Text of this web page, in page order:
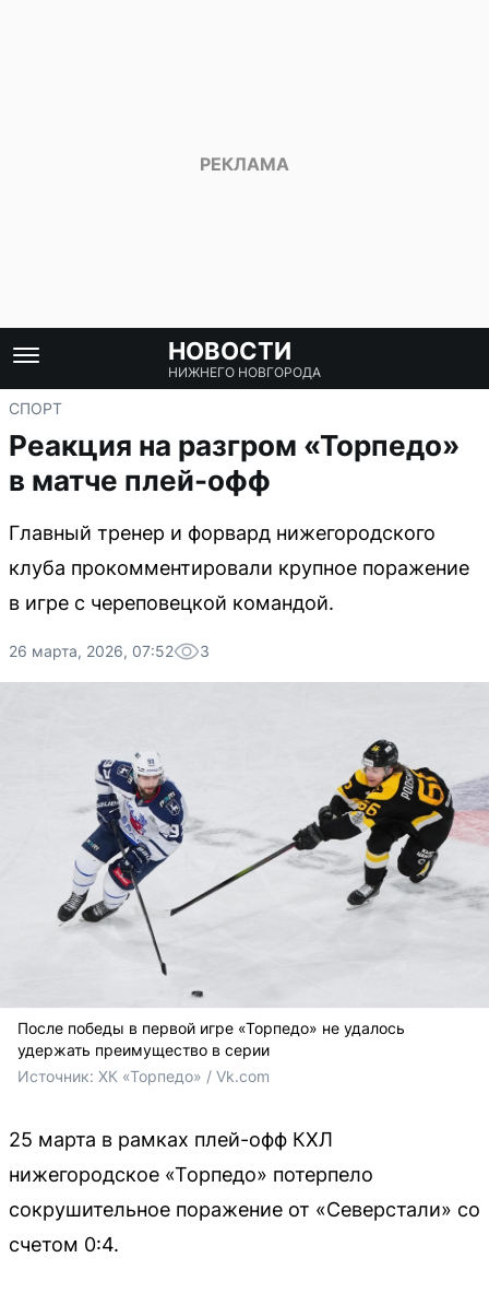
НОВОСТИ
НИЖНЕГО НОВГОРОДА
СПОРТ
Реакция на разгром «Торпедо»
в матче плей-офф
Главный тренер и форвард нижегородского
клуба прокомментировали крупное поражение
в игре с череповецкой командой.
26 марта, 2026, 07:52 3
После победы в первой игре «Торпедо» не удалось
удержать преимущество в серии
Источник: ХК «Торпедо» / Vk.com
25 марта в рамках плей-офф КХЛ
нижегородское «Торпедо» потерпело
сокрушительное поражение от «Северстали» со
счетом 0:4.